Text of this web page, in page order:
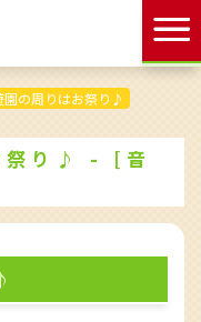
の周りはお祭り♪
祭り♪ - [音